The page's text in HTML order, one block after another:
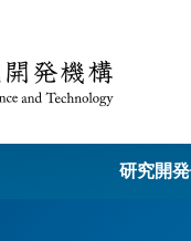
研究開